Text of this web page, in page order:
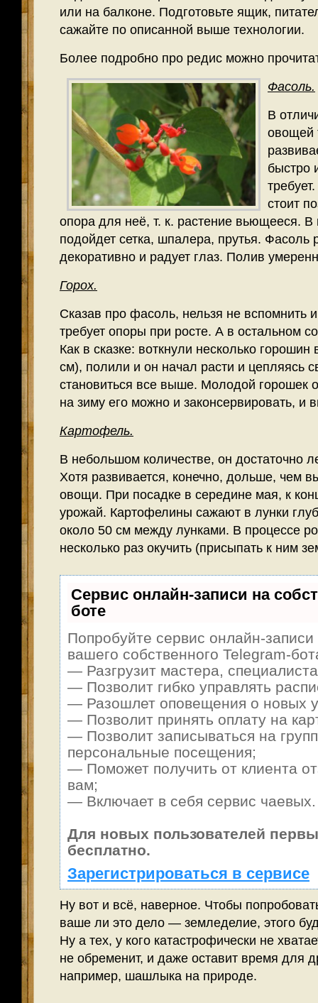
или на балконе. Подготовьте ящик,
сажайте по описанной выше технологии.
Более подробно про редис можно
Фасоль.
В
овощей
быстро
стоит
опора для неё, т. к. растение вьющееся. В
подойдет сетка, шпалера, прутья. Фасоль
декоративно и радует глаз. Полив
Горох.
Сказав про фасоль, нельзя не вспомнить
требует опоры при росте. А в остальном
Как в сказке: воткнули несколько
см), полили и он начал расти и цепляясь
становиться все выше. Молодой горошек
на зиму его можно и законсервировать, и
Картофель.
В небольшом количестве, он достаточно
Хотя развивается, конечно, дольше, чем
овощи. При посадке в середине мая, к
урожай. Картофелины сажают в лунки
около 50 см между лунками. В процессе
несколько раз окучить (присыпать к ним
Сервис онлайн-записи на
боте
Попробуйте сервис онлайн-
вашего собственного Telegram-
— Разгрузит мастера,
— Позволит гибко управлять
— Разошлет оповещения о новых
— Позволит принять оплату на
— Позволит записываться на
персональные посещения;
— Поможет получить от клиента
вам;
— Включает в себя сервис чаевых.
Для новых пользователей
бесплатно.
Зарегистрироваться в сервисе
Ну вот и всё, наверное. Чтобы
ваше ли это дело — земледелие, этого
Ну а тех, у кого катастрофически не
не обременит, и даже оставит время для
например, шашлыка на природе.